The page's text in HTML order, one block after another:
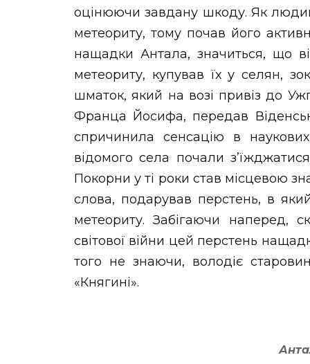
оцінюючи завдану шкоду. Як
метеориту, тому почав його
нащадки Антала, значиться, що
метеориту, купував їх у селян,
шматок, який на возі привіз до
Франца Йосифа, передав
спричинила сенсацію в
відомого села почали
Покорни у ті роки став місцевою
слова, подарував перстень, в
метеориту. Забігаючи наперед,
світової війни цей перстень
того не знаючи, володіє
«Княгині».